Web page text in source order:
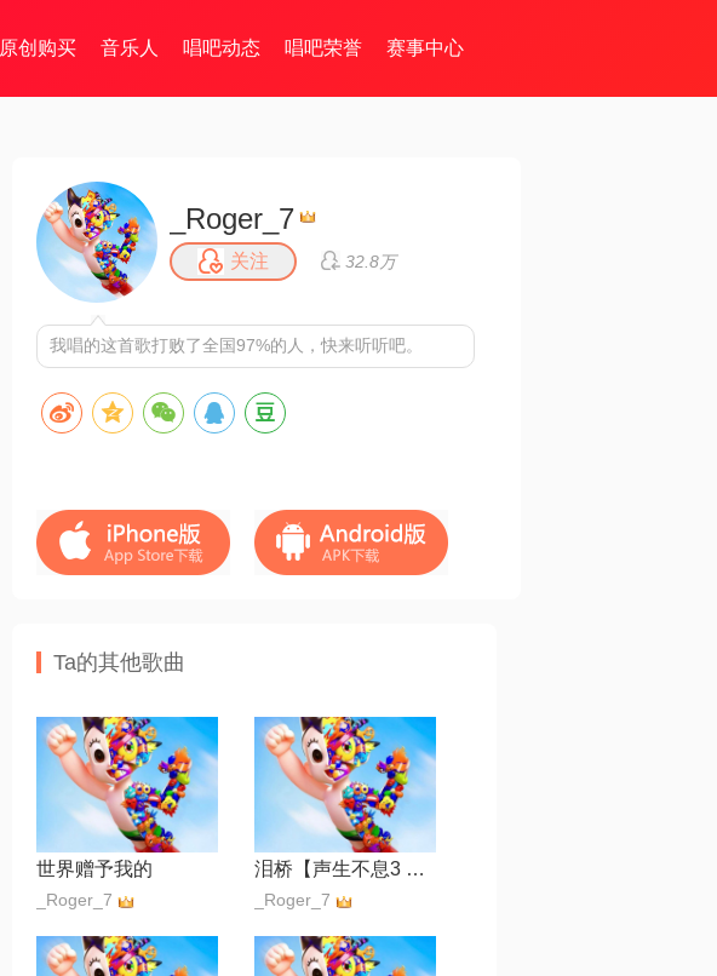
原创购买 音乐人 唱吧动态 唱吧荣誉 赛事中心
_Roger_7
关注 32.8万
我唱的这首歌打败了全国97%的人，快来听听吧。
Ta的其他歌曲
世界赠予我的
_Roger_7
泪桥【声生不息3 SKY制作】
_Roger_7